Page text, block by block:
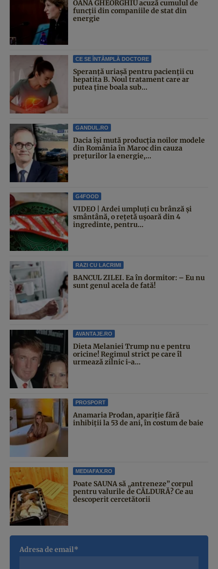
OANA GHEORGHIU acuză cumulul de
funcții din companiile de stat din
energie
CE SE ÎNTÂMPLĂ DOCTORE
Speranță uriașă pentru pacienții cu
hepatita B. Noul tratament care ar
putea ține boala sub...
GANDUL.RO
Dacia își mută producția noilor modele
din România în Maroc din cauza
prețurilor la energie,...
G4FOOD
VIDEO | Ardei umpluți cu brânză și
smântână, o rețetă ușoară din 4
ingredinte, pentru...
RAZI CU LACRIMI
BANCUL ZILEI. Ea în dormitor: – Eu nu
sunt genul acela de fată!
AVANTAJE.RO
Dieta Melaniei Trump nu e pentru
oricine! Regimul strict pe care îl
urmează zilnic i-a...
PROSPORT
Anamaria Prodan, apariție fără
inhibiții la 53 de ani, în costum de baie
MEDIAFAX.RO
Poate SAUNA să „antreneze” corpul
pentru valurile de CĂLDURĂ? Ce au
descoperit cercetătorii
Adresa de email*